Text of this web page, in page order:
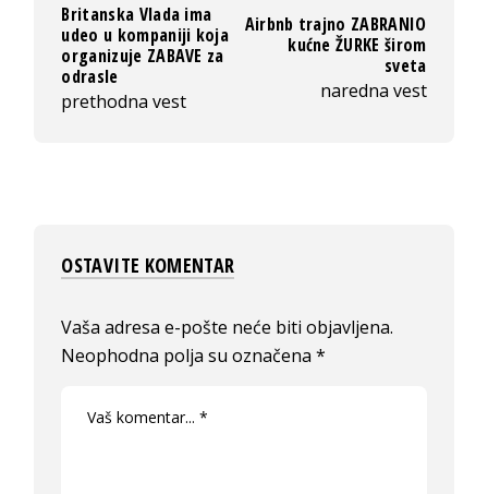
Britanska Vlada ima
udeo u kompaniji koja
organizuje ZABAVE za
odrasle
prethodna vest
Airbnb trajno ZABRANIO
kućne ŽURKE širom
sveta
naredna vest
OSTAVITE KOMENTAR
Vaša adresa e-pošte neće biti objavljena.
Neophodna polja su označena*